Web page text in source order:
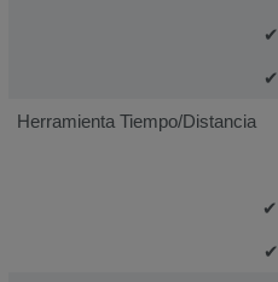
✔
✔
Herramienta Tiempo/Distancia
✔
✔